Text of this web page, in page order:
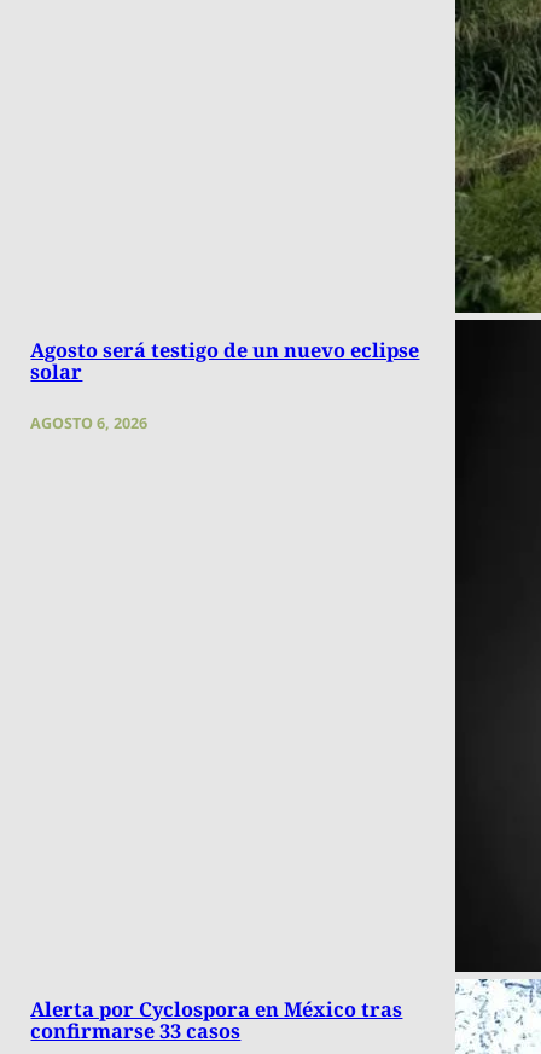
Agosto será testigo de un nuevo eclipse
solar
AGOSTO 6, 2026
Alerta por Cyclospora en México tras
confirmarse 33 casos